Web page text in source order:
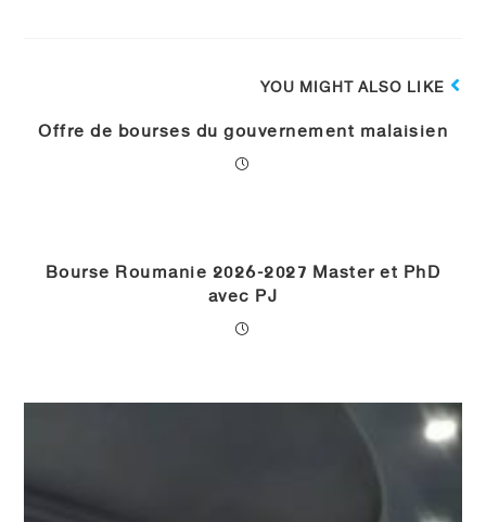
YOU MIGHT ALSO LIKE
Offre de bourses du gouvernement malaisien
Bourse Roumanie 2026-2027 Master et PhD
avec PJ